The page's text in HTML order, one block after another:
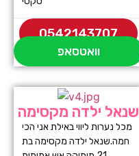
0542143707
וואטסאפ
שנאל ילדה מקסימה
מכל נערות ליווי באילת אני הכי
חמה.שנאל ילדה מקסימה בת